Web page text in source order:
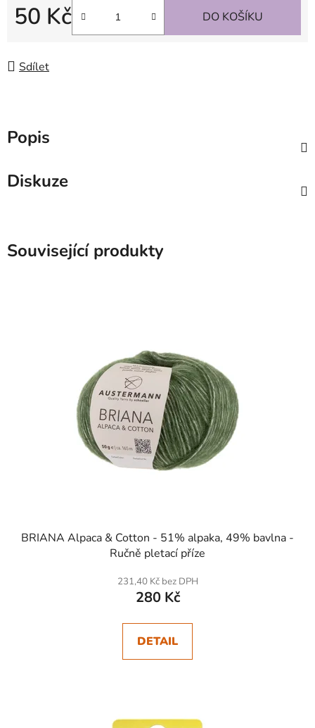
50 Kč
Měrná cena:
DO KOŠÍKU
Sdílet
Popis
Diskuze
Související produkty
BRIANA Alpaca & Cotton - 51% alpaka, 49% bavlna -
Ručně pletací příze
231,40 Kč bez DPH
280 Kč
DETAIL